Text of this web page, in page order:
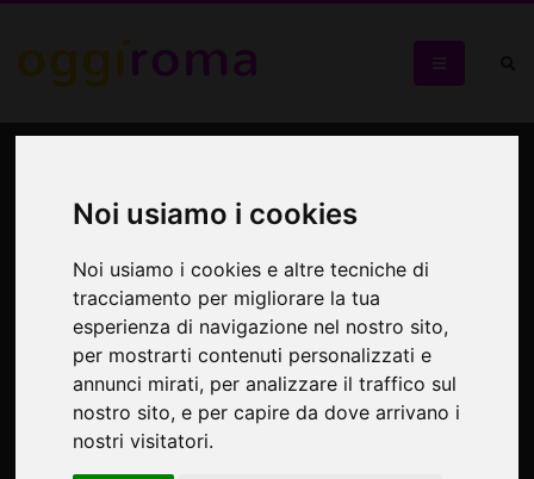
Noi usiamo i cookies
Noi usiamo i cookies e altre tecniche di
tracciamento per migliorare la tua
esperienza di navigazione nel nostro sito,
per mostrarti contenuti personalizzati e
annunci mirati, per analizzare il traffico sul
nostro sito, e per capire da dove arrivano i
nostri visitatori.
Francesco, tra Cimabue e
Perugino
Mostra alla Biblioteca del Senato - Data unica